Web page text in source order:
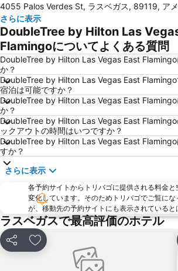
South Point Showroom
ラスベガス プレ
Eiffel Tower Experience at Paris Las Vegas
G2E
V Theatre
PACKEXPO
Planet Hollywood - Las Vegas Mandalay
Airport North Las Vegas
LAS VEGAS
Flamingo Showroom
The
Hard Rock Café Las Vegas Strip
New York New York Roller Coaster
The District
West Las Vegas
LUXURY &
Rio Las Vegas
Bally's Avenue Shoppes
Eiffel Tower
ISSA/
HDAW
CARTES
Via Bellagio
T-Mobile
Lied Discovery Children's Museum
Seven Hills
Aviation Nation Las Vegas Air Show
4055 Palos Verdes St, ラスベガス, 89119, ア
さらに表示
DoubleTree by Hilton Las
Flamingoについてよくある質問
DoubleTree by Hilton Las Vegas East
か？
DoubleTree by Hilton Las Vegas East
宿泊は可能ですか？
DoubleTree by Hilton Las Vegas East
か？
DoubleTree by Hilton Las Vegas East Flamingo
ックアウトの時間はいつですか？
DoubleTree by Hilton Las Vegas East Flamingo
すか？
さらに表示
各予約サイトからトリバゴに提供される料金
変化しています。そのためトリバゴでご覧に
が、移動先の予約サイトにも表示されていると
ラスベガスで最高評価のホテル
シェア お気に入りに追加